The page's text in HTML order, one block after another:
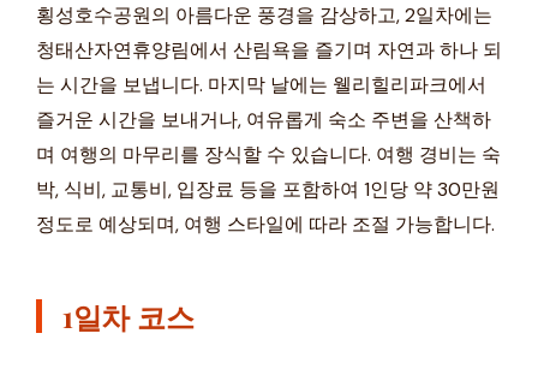
횡성호수공원의 아름다운 풍경을 감상하고, 2일차에는
청태산자연휴양림에서 산림욕을 즐기며 자연과 하나 되
는 시간을 보냅니다. 마지막 날에는 웰리힐리파크에서
즐거운 시간을 보내거나, 여유롭게 숙소 주변을 산책하
며 여행의 마무리를 장식할 수 있습니다. 여행 경비는 숙
박, 식비, 교통비, 입장료 등을 포함하여 1인당 약 30만원
정도로 예상되며, 여행 스타일에 따라 조절 가능합니다.
1일차 코스